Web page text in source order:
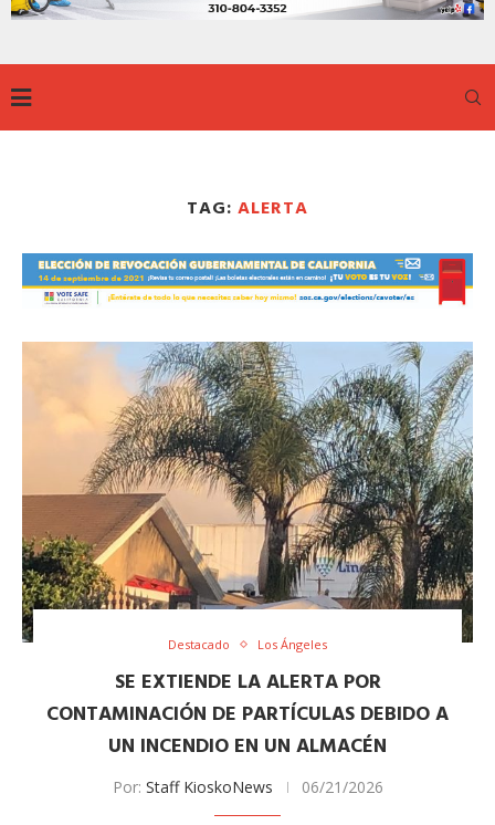
TAG: ALERTA
Destacado Los Ángeles
SE EXTIENDE LA ALERTA POR
CONTAMINACIÓN DE PARTÍCULAS DEBIDO A
UN INCENDIO EN UN ALMACÉN
Por: Staff KioskoNews 06/21/2026